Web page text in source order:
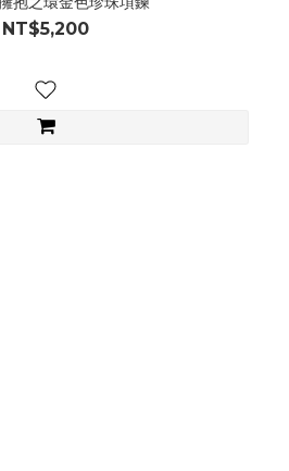
NT$5,200